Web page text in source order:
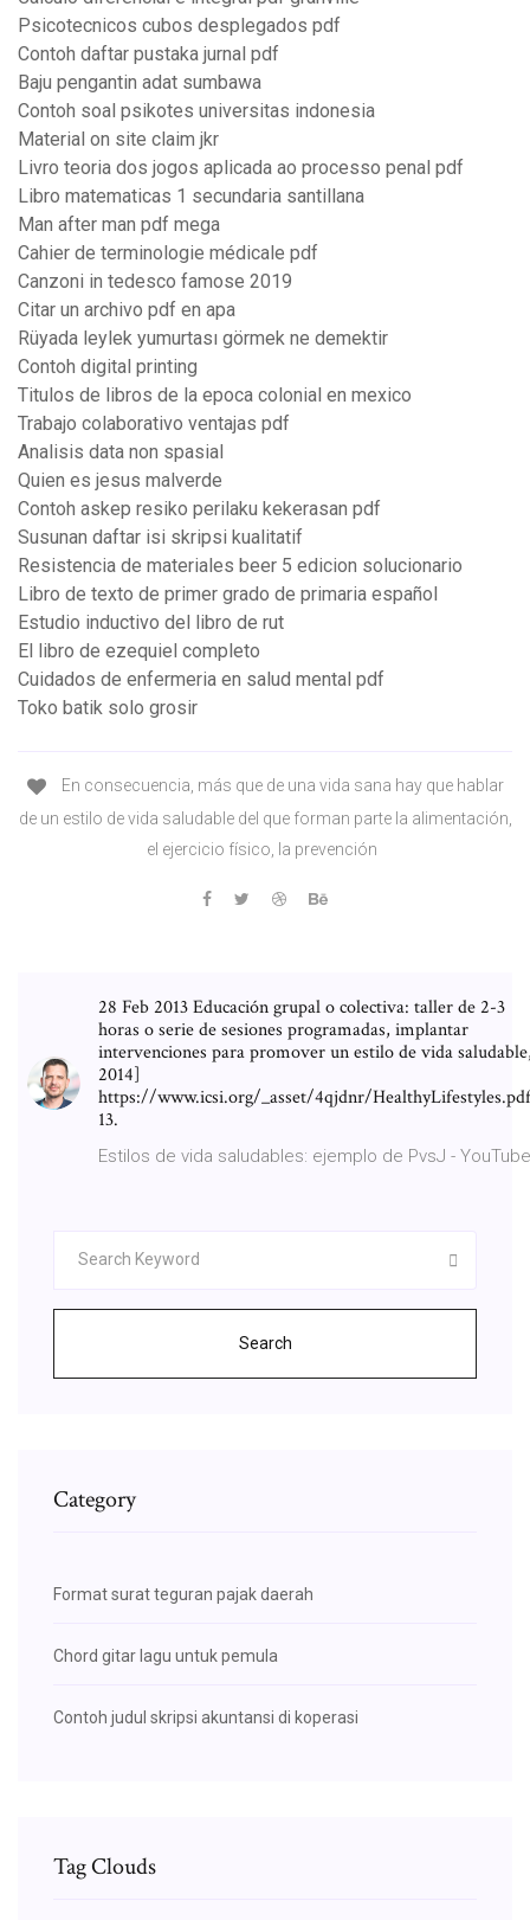
Psicotecnicos cubos desplegados pdf
Contoh daftar pustaka jurnal pdf
Baju pengantin adat sumbawa
Contoh soal psikotes universitas indonesia
Material on site claim jkr
Livro teoria dos jogos aplicada ao processo penal pdf
Libro matematicas 1 secundaria santillana
Man after man pdf mega
Cahier de terminologie médicale pdf
Canzoni in tedesco famose 2019
Citar un archivo pdf en apa
Rüyada leylek yumurtası görmek ne demektir
Contoh digital printing
Titulos de libros de la epoca colonial en mexico
Trabajo colaborativo ventajas pdf
Analisis data non spasial
Quien es jesus malverde
Contoh askep resiko perilaku kekerasan pdf
Susunan daftar isi skripsi kualitatif
Resistencia de materiales beer 5 edicion solucionario
Libro de texto de primer grado de primaria español
Estudio inductivo del libro de rut
El libro de ezequiel completo
Cuidados de enfermeria en salud mental pdf
Toko batik solo grosir
En consecuencia, más que de una vida sana hay que hablar
de un estilo de vida saludable del que forman parte la alimentación,
el ejercicio físico, la prevención
28 Feb 2013 Educación grupal o colectiva: taller de 2-3
horas o serie de sesiones programadas, implantar
intervenciones para promover un estilo de vida
2014]
https://www.icsi.org/_asset/4qjdnr/
13.
Estilos de vida saludables: ejemplo de PvsJ - YouTube
Search
Category
Format surat teguran pajak daerah
Chord gitar lagu untuk pemula
Contoh judul skripsi akuntansi di koperasi
Tag Clouds